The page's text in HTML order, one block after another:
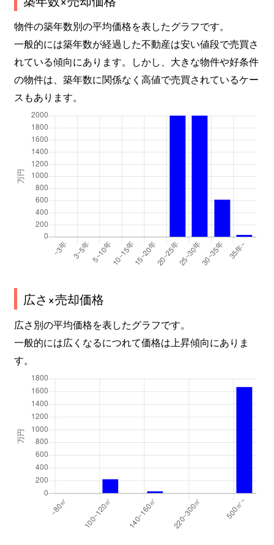
物件の築年数別の平均価格を表したグラフです。
一般的には築年数が経過した不動産は安い値段で売買さ
れている傾向にあります。しかし、大きな物件や好条件
の物件は、築年数に関係なく高値で売買されているケー
スもあります。
広さ×売却価格
広さ別の平均価格を表したグラフです。
一般的には広くなるにつれて価格は上昇傾向にありま
す。